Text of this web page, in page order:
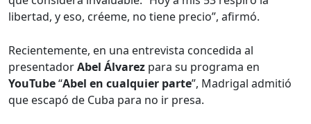
libertad, y eso, créeme, no tiene precio”, afirmó.
Recientemente, en una entrevista concedida al
presentadorAbel Álvarez para su programa en
YouTube“Abel en cualquier parte”, Madrigal admitió
que escapó de Cuba para no ir presa.